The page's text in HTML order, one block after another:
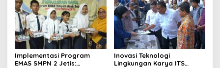
Implementasi Program
EMAS SMPN 2 Jetis:
Inovasi Teknologi
Lingkungan Karya ITS